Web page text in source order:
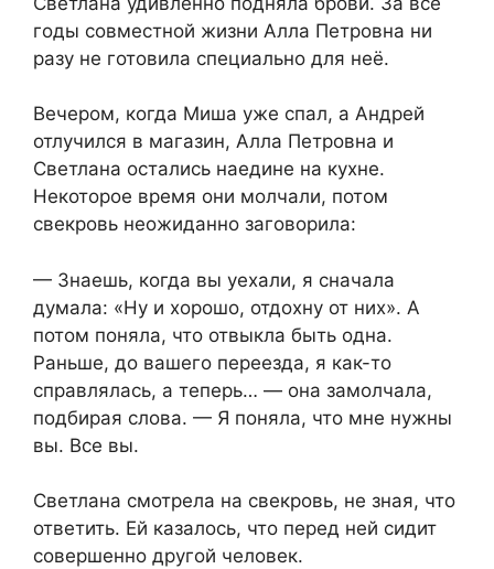
годы совместной жизни Алла Петровна ни
разу не готовила специально для неё.
Вечером, когда Миша уже спал, а Андрей
отлучился в магазин, Алла Петровна и
Светлана остались наедине на кухне.
Некоторое время они молчали, потом
свекровь неожиданно заговорила:
— Знаешь, когда вы уехали, я сначала
думала: «Ну и хорошо, отдохну от них». А
потом поняла, что отвыкла быть одна.
Раньше, до вашего переезда, я как-то
справлялась, а теперь… — она замолчала,
подбирая слова. — Я поняла, что мне нужны
вы. Все вы.
Светлана смотрела на свекровь, не зная, что
ответить. Ей казалось, что перед ней сидит
совершенно другой человек.